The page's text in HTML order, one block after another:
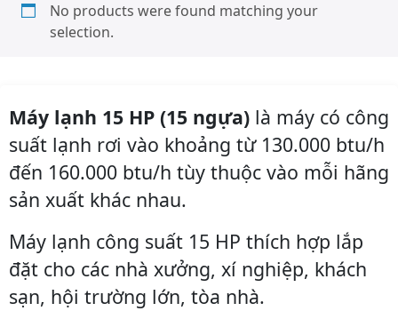
No products were found matching your
selection.
Máy lạnh 15 HP (15 ngựa) là máy có công
suất lạnh rơi vào khoảng từ 130.000 btu/h
đến 160.000 btu/h tùy thuộc vào mỗi hãng
sản xuất khác nhau.
Máy lạnh công suất 15 HP thích hợp lắp
đặt cho các nhà xưởng, xí nghiệp, khách
sạn, hội trường lớn, tòa nhà.